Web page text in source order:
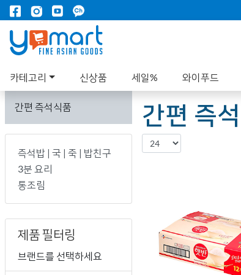
카테고리 신상품 세일% 와이푸드
간편 즉석식품
즉석밥 | 국 | 죽 | 밥친구
3분 요리
통조림
제품 필터링
브랜드를 선택하세요
간편 즉